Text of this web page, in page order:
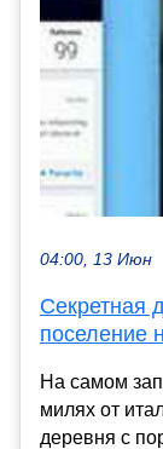
04:00, 13 Июн
Секретная
поселение
На самом
милях от
деревня с